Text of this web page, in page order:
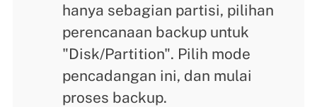
hanya sebagian partisi, pilihan
perencanaan backup untuk
"Disk/Partition". Pilih mode
pencadangan ini, dan mulai
proses backup.